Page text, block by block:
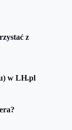
z
w LH.pl